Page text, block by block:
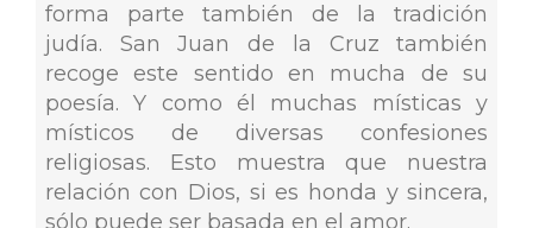
forma parte también de la tradición
judía. San Juan de la Cruz también
recoge este sentido en mucha de su
poesía. Y como él muchas místicas y
místicos de diversas confesiones
religiosas. Esto muestra que nuestra
relación con Dios, si es honda y sincera,
sólo puede ser basada en el amor.